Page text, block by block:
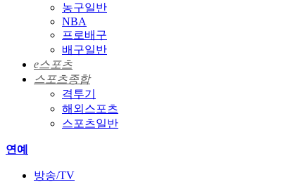
농구일반
NBA
프로배구
배구일반
e스포츠
스포츠종합
격투기
해외스포츠
스포츠일반
연예
방송/TV